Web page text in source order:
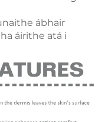
ábhair
áirithe atá i